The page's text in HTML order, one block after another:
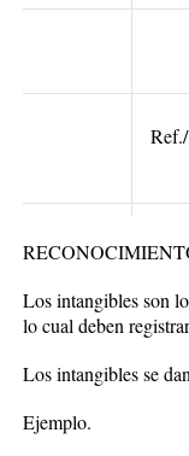
Los intangibles son
lo cual deben
Los intangibles se
Ejemplo.